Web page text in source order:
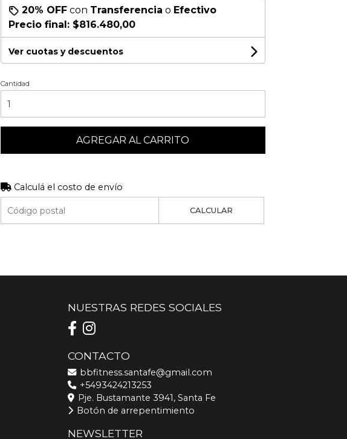
20% OFFcon Transferencia o Efectivo
Precio final: $816.480,00
Ver cuotas y descuentos
Cantidad
AGREGAR AL CARRITO
Calculá el costo de envío
CALCULAR
NUESTRAS REDES SOCIALES
CONTACTO
bbfitness.santafe@gmail.com
+5493424213253
Pje. Bustamante 3941, Santa Fe
Botón de arrepentimiento
NEWSLETTER